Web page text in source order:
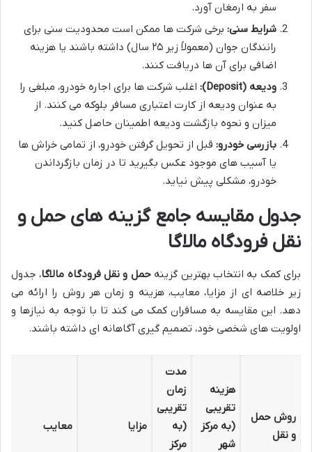
سفر به ارمغان آورد.
شرایط سنی: برخی شرکت ها ممکن است محدودیت سنی برای
رانندگان جوان (معمولاً زیر ۲۵ سال) داشته باشند یا هزینه
اضافی برای آن ها دریافت کنند.
ودیعه (Deposit):
اغلب شرکت ها برای اجاره خودرو، مبلغی را
به عنوان ودیعه از کارت اعتباری مسافر بلوکه می کنند. از
میزان و نحوه بازگشت ودیعه اطمینان حاصل کنید.
بازرسی خودرو: قبل از تحویل گرفتن خودرو، از تمامی خراش ها
یا آسیب های موجود عکس بگیرید تا در زمان بازگرداندن
خودرو، مشکلی پیش نیاید.
جدول مقایسه جامع گزینه های حمل و
نقل فرودگاه مالاگا
برای کمک به انتخاب بهترین گزینهحمل و نقل فرودگاه مالاگا، جدول
زیر خلاصه ای از مزایا، معایب، هزینه و زمان هر روش را ارائه می
دهد. این مقایسه به مسافران کمک می کند تا با توجه به نیازها و
اولویت های شخصی خود، تصمیم گیری آگاهانه ای داشته باشند.
روش حمل
و نقل
هزینه
تقریبی
(به مرکز
شهر
مدت
زمان
تقریبی
(به
مرکز
مزایا معایب